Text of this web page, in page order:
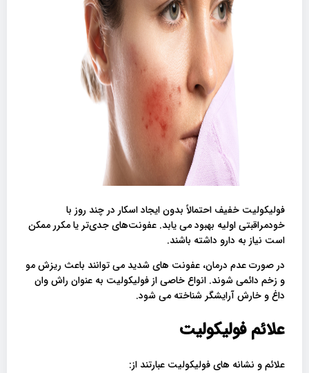
فولیکولیت خفیف احتمالاً بدون ایجاد اسکار در چند روز با
خودمراقبتی اولیه بهبود می یابد. عفونت‌های جدی‌تر یا مکرر ممکن
است نیاز به دارو داشته باشند.
در صورت عدم درمان، عفونت های شدید می توانند باعث ریزش مو
و زخم دائمی شوند. انواع خاصی از فولیکولیت به عنوان راش وان
داغ و خارش آرایشگر شناخته می شود.
علائم فولیکولیت
علائم و نشانه های فولیکولیت عبارتند از: